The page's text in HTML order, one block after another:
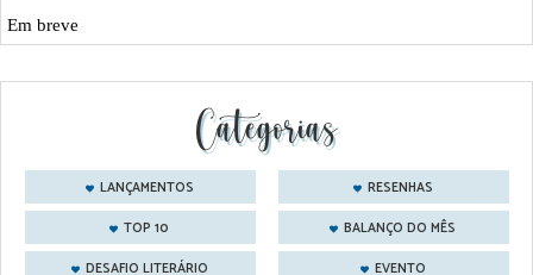
Em breve
Categorias
LANÇAMENTOS
RESENHAS
TOP 10
BALANÇO DO MÊS
DESAFIO LITERÁRIO
EVENTO